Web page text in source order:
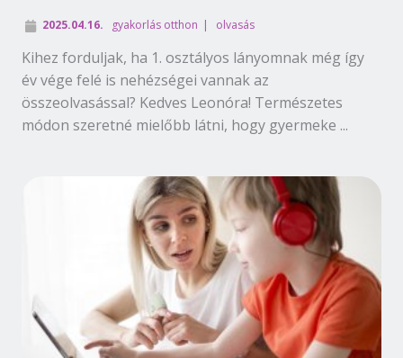
2025.04.16. gyakorlás otthon olvasás
Kihez forduljak, ha 1. osztályos lányomnak még így
év vége felé is nehézségei vannak az
összeolvasással? Kedves Leonóra! Természetes
módon szeretné mielőbb látni, hogy gyermeke ...